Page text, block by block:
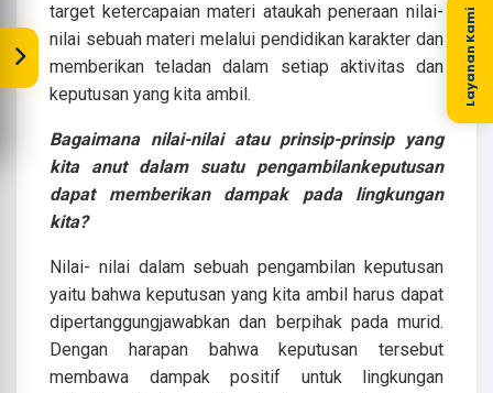
target ketercapaian materi ataukah peneraan nilai-
nilai sebuah materi melalui pendidikan karakter dan
memberikan teladan dalam setiap aktivitas dan
keputusan yang kita ambil.
Bagaimana nilai-nilai atau prinsip-prinsip yang
kita anut dalam suatu pengambilankeputusan
dapat memberikan dampak pada lingkungan
kita?
Nilai- nilai dalam sebuah pengambilan keputusan
yaitu bahwa keputusan yang kita ambil harus dapat
dipertanggungjawabkan dan berpihak pada murid.
Dengan harapan bahwa keputusan tersebut
membawa dampak positif untuk lingkungan
Layanan Kami